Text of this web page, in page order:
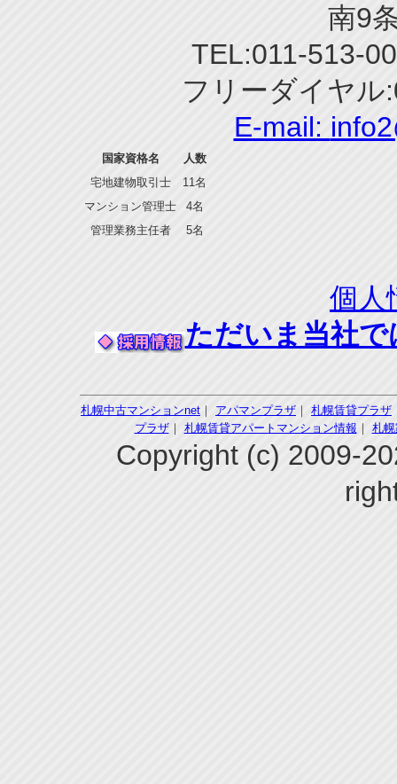
南9
TEL:011-513-
フリーダイヤル
E-mail:
国家資格名
人数
宅地建物取引士
11名
マンション管理士
4名
管理業務主任者
5名
個人
ただいま当社
札幌中古マンションnet ｜ アパマンプラザ ｜ 札幌賃貸プラザ
プラザ｜ 札幌賃貸アパートマンション情報 ｜ 札
Copyright (c) 2009-